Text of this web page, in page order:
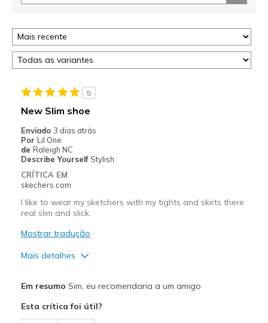
5
New Slim shoe
Enviado 3 dias atrás
Por Lil One
de Raleigh NC
Describe Yourself Stylish
CRÍTICA EM
skechers.com
I like to wear my sketchers with my tights and skirts there
real slim and slick.
Mostrar tradução
Mais detalhes
Breathe Well
Em resumo Sim, eu recomendaria a um amigo
Esta crítica foi útil?